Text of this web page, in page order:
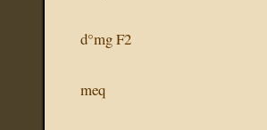
d°mg F2
meq